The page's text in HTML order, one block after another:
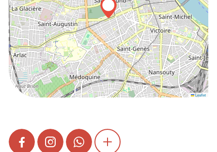
Leaflet
FACEBOOKINSTAGRAMWHATSAPPSHOW MORE